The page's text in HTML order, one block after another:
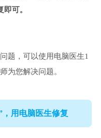
可。
题，可以使用电脑医生1
为您解决问题。
用电脑医生修复